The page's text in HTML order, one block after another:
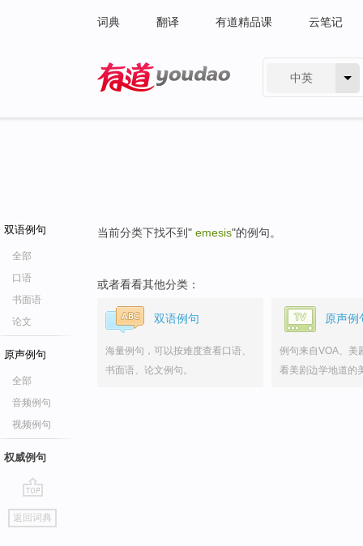
词典 翻译 有道精品课 云笔记
中英
双语例句
全部
口语
书面语
论文
原声例句
全部
音频例句
视频例句
权威例句
go
top
返回词典
当前分类下找不到" emesis"的例句。
或者看看其他分类：
双语例句
海量例句，可以按难度查看口语、
书面语、论文例句。
原声例
例句来自VOA、美
看美剧边学地道的